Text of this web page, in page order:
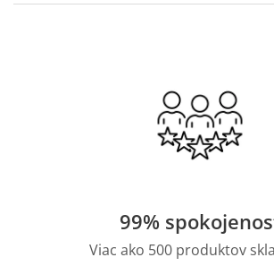
99%
Viac ako 500 produktov